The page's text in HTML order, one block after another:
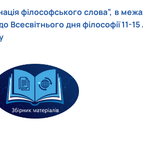
філософського слова”, в
Всесвітнього дня філософії 11-15